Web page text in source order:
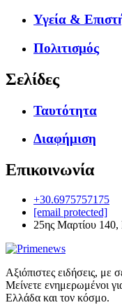
Υγεία &
Πολιτισμός
Σελίδες
Ταυτότητα
Διαφήμιση
Επικοινωνία
+30.6975757175
[email protected]
25ης Μαρτίου
Αξιόπιστες ειδήσεις,
Μείνετε ενημερωμένοι
Ελλάδα και τον κόσμο.